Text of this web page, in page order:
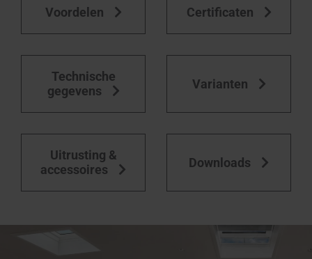
Voordelen Certificaten
Technische
gegevens
Varianten
Uitrusting &
accessoires
Downloads